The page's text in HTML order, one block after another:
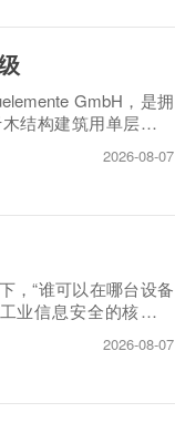
GmbH，是拥
结构建筑用单层、多
2026-08-07
，“谁可以在哪台设备
业信息安全的核心问
2026-08-07